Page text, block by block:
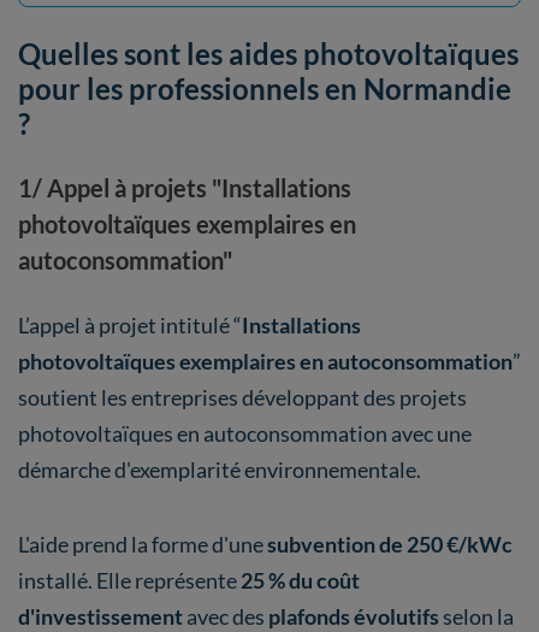
Quelles sont les aides photovoltaïques
pour les professionnels en Normandie
?
1/ Appel à projets "Installations
photovoltaïques exemplaires en
autoconsommation"
L’appel à projet intitulé “Installations
photovoltaïques exemplaires en autoconsommation”
soutient les entreprises développant des projets
photovoltaïques en autoconsommation avec une
démarche d'exemplarité environnementale.
L'aide prend la forme d'unesubvention de 250 €/kWc
installé. Elle représente25 % du coût
d'investissementavec des plafonds évolutifs selon la